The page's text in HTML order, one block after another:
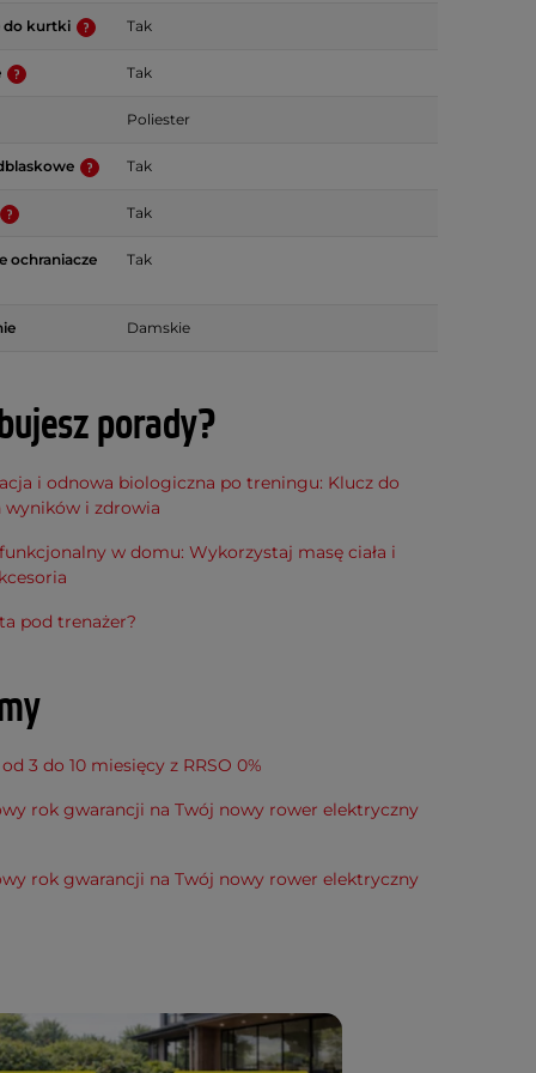
do kurtki Tak
Tak
Poliester
Tak
Tak
ochraniacze Tak
Damskie
porady?
i odnowa biologiczna po treningu: Klucz do
wyników i zdrowia
w domu: Wykorzystaj masę ciała i
pod trenażer?
3 do 10 miesięcy z RRSO 0%
rok gwarancji na Twój nowy rower elektryczny
rok gwarancji na Twój nowy rower elektryczny